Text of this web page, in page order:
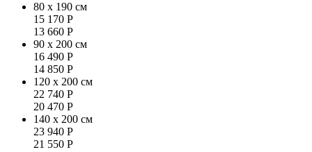
80 x 190 см
15 170 Р
13 660 Р
90 x 200 см
16 490 Р
14 850 Р
120 x 200 см
22 740 Р
20 470 Р
140 x 200 см
23 940 Р
21 550 Р